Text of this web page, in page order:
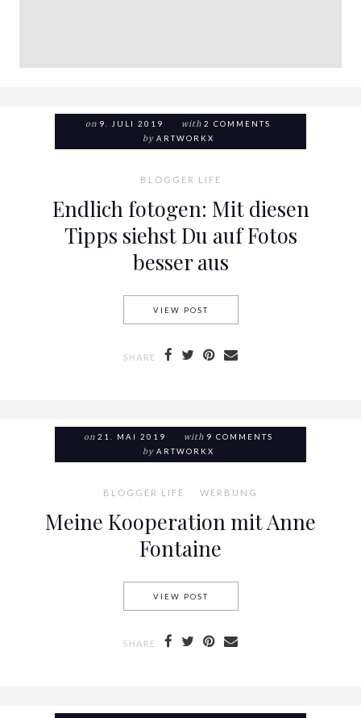
on 9. JULI 2019 with 2 COMMENTS
by ARTWORKX
BLOGGER LIFE
Endlich fotogen: Mit diesen
Tipps siehst Du auf Fotos
besser aus
VIEW POST
SHARE
on 21. MAI 2019 with 9 COMMENTS
by ARTWORKX
BLOGGER LIFE WERBUNG
Meine Kooperation mit Anne
Fontaine
VIEW POST
SHARE